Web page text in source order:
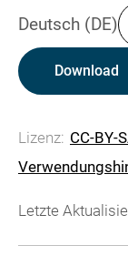
Deutsch (DE)
Download
Lizenz: CC-BY-
Letzte